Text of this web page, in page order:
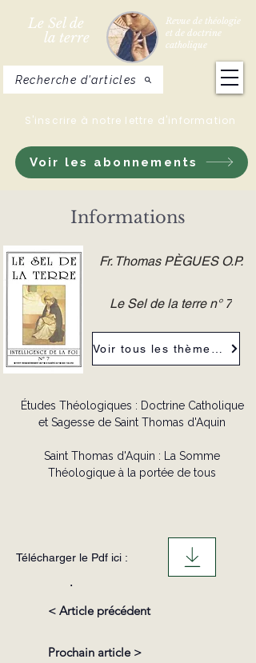
Le Sel de
la terre
Revue de théologie
et de doctrine
catholique
Voir les abonnements
S'inscrire à notre lettre d'information
Recherche d'articles
Informations
Fr. Thomas PÈGUES O.P.
Le Sel de la terre n° 7
Études Théologiques : Doctrine Catholique
et Sagesse de Saint Thomas d'Aquin
Saint Thomas d'Aquin : La Somme
Théologique à la portée de tous
Télécharger le Pdf ici :
.
< Article précédent
Prochain article >